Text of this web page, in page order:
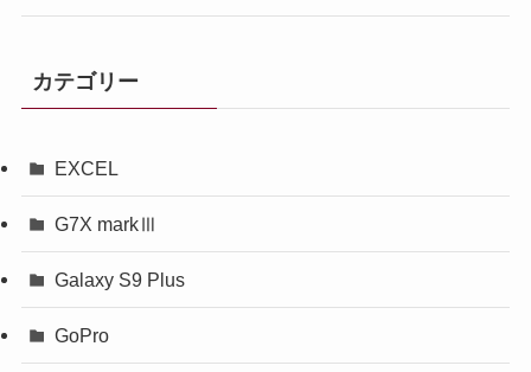
カテゴリー
EXCEL
G7X markⅢ
Galaxy S9 Plus
GoPro